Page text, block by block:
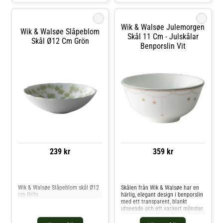
Wik & Walsøe Slåpeblom
Skål Ø12 Cm Grön
239 kr
Wik & Walsøe Slåpeblom skål Ø12
cm Grön
Wik & Walsøe Julemorgen
Skål 11 Cm - Julskålar
Benporslin Vit
359 kr
Skålen från Wik & Walsøe har en
härlig, elegant design i benporslin
med ett transparent, blankt
utseende och ett vackert mönster
perfekt till jul. Om skålen från Wik